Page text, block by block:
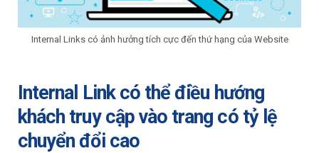
Internal Links có ảnh hưởng tích cực đến thứ hạng của Website
Internal Link có thể điều hướng
khách truy cập vào trang có tỷ lệ
chuyển đổi cao